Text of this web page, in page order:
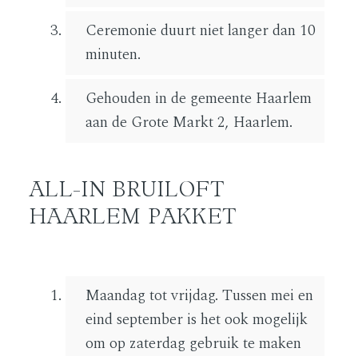
Ceremonie duurt niet langer dan 10
minuten.
Gehouden in de gemeente Haarlem
aan de Grote Markt 2, Haarlem.
ALL-IN BRUILOFT
HAARLEM PAKKET
Maandag tot vrijdag. Tussen mei en
eind september is het ook mogelijk
om op zaterdag gebruik te maken